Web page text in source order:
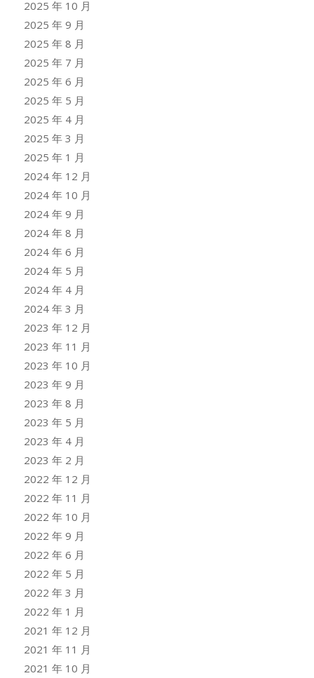
2025 年 10 月
2025 年 9 月
2025 年 8 月
2025 年 7 月
2025 年 6 月
2025 年 5 月
2025 年 4 月
2025 年 3 月
2025 年 1 月
2024 年 12 月
2024 年 10 月
2024 年 9 月
2024 年 8 月
2024 年 6 月
2024 年 5 月
2024 年 4 月
2024 年 3 月
2023 年 12 月
2023 年 11 月
2023 年 10 月
2023 年 9 月
2023 年 8 月
2023 年 5 月
2023 年 4 月
2023 年 2 月
2022 年 12 月
2022 年 11 月
2022 年 10 月
2022 年 9 月
2022 年 6 月
2022 年 5 月
2022 年 3 月
2022 年 1 月
2021 年 12 月
2021 年 11 月
2021 年 10 月